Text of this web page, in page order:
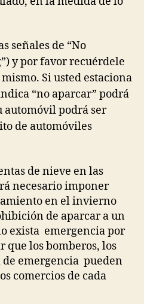
señales de “No
y por favor recuérdele
Si usted estaciona
“no aparcar” podrá
automóvil podrá ser
de automóviles
de nieve en las
necesario imponer
en el invierno
de aparcar a un
exista emergencia por
que los bomberos, los
emergencia pueden
comercios de cada